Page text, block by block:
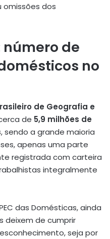
omissões dos
número de
no
de Geografia e
de 5,9 milhões de
, sendo a grande maioria
apenas uma parte
registrada com carteira
integralmente
das Domésticas, ainda
deixem de cumprir
seja por